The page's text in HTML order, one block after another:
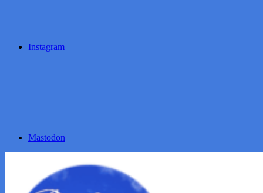
Instagram
Mastodon